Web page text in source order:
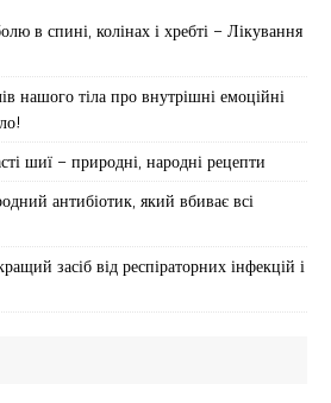
в спині, колінах і хребті – Лікування
нашого тіла про внутрішні емоційні
шиї – природні, народні рецепти
антибіотик, який вбиває всі
засіб від респіраторних інфекцій і